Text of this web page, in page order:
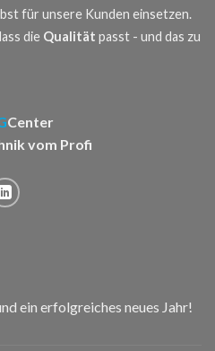
für unsere Kunden einsetzen.
die Qualität passt - und das zu
Center
vom Profi
ein erfolgreiches neues Jahr!